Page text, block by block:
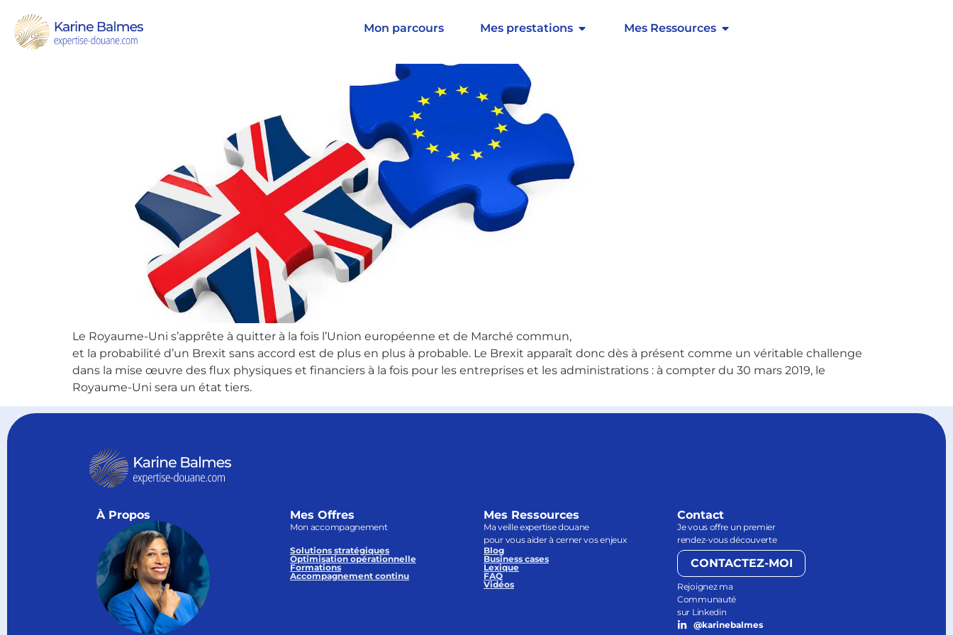
Mon parcours Mes prestations Mes Ressources
Lettre info Brexit : « Get prepared ! »
Le Royaume-Uni s’apprête à quitter à la fois l’Union européenne et de Marché commun,
et la probabilité d’un Brexit sans accord est de plus en plus à probable. Le Brexit apparaît donc dès à présent comme un véritable challenge
dans la mise œuvre des flux physiques et financiers à la fois pour les entreprises et les administrations : à compter du 30 mars 2019, le
Royaume-Uni sera un état tiers.
À Propos Mes Offres
Mon accompagnement
Solutions stratégiques
Optimisation opérationnelle
Formations
Accompagnement continu
Mes Ressources
Ma veille expertise douane
pour vous aider à cerner vos enjeux
Blog
Business cases
Lexique
FAQ
Vidéos
Contact
Je vous offre un premier
rendez-vous découverte
CONTACTEZ-MOI
Rejoignez ma
Communauté
sur Linkedin
@karinebalmes